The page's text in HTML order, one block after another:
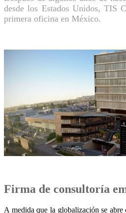
desde los Estados Unidos, TIS
primera oficina en México.
Firma de consultoría
A medida que la globalización se abre